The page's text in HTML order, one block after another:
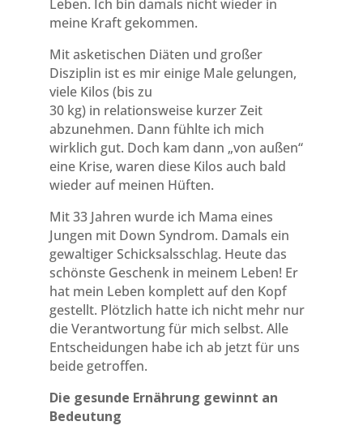
Leben. Ich bin damals nicht wieder in
meine Kraft gekommen.
Mit asketischen Diäten und großer
Disziplin ist es mir einige Male gelungen,
viele Kilos (bis zu
30 kg) in relationsweise kurzer Zeit
abzunehmen. Dann fühlte ich mich
wirklich gut. Doch kam dann „von außen“
eine Krise, waren diese Kilos auch bald
wieder auf meinen Hüften.
Mit 33 Jahren wurde ich Mama eines
Jungen mit Down Syndrom. Damals ein
gewaltiger Schicksalsschlag. Heute das
schönste Geschenk in meinem Leben! Er
hat mein Leben komplett auf den Kopf
gestellt. Plötzlich hatte ich nicht mehr nur
die Verantwortung für mich selbst. Alle
Entscheidungen habe ich ab jetzt für uns
beide getroffen.
Die gesunde Ernährung gewinnt an
Bedeutung